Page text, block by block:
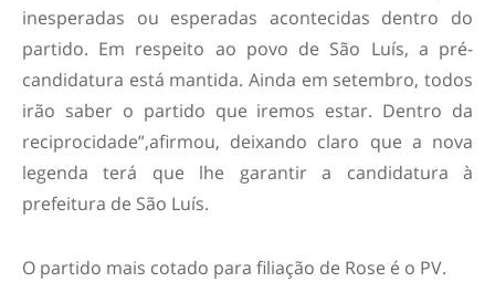
inesperadas ou esperadas acontecidas dentro do
partido. Em respeito ao povo de São Luís, a pré-
candidatura está mantida. Ainda em setembro, todos
irão saber o partido que iremos estar. Dentro da
reciprocidade”,afirmou, deixando claro que a nova
legenda terá que lhe garantir a candidatura à
prefeitura de São Luís.
O partido mais cotado para filiação de Rose é o PV.